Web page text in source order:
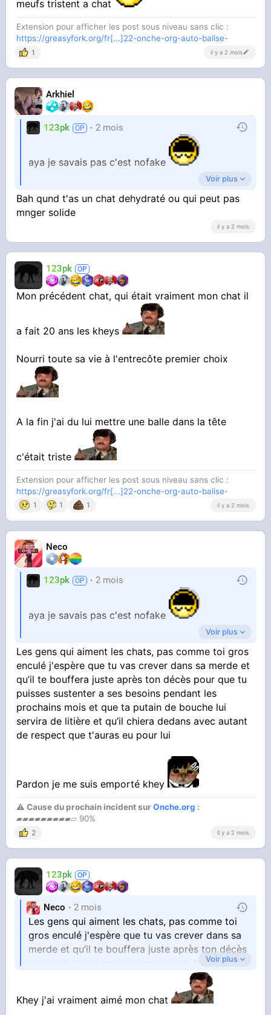
meufs tristent a chat
Extension pour afficher les post sous niveau sans clic :
https://greasyfork.org/fr[...]22-onche-org-auto-balise-
1 il y a 2 mois
Arkhiel
123pk 2 mois
aya je savais pas c'est nofake
Qui achète ça a part marine lepen et les vieilles
meufs tristent a chat
Voir plus
Bah qund t'as un chat dehydraté ou qui peut pas
mnger solide
il y a 2 mois
123pk
Mon précédent chat, qui était vraiment mon chat il
a fait 20 ans les kheys
Nourri toute sa vie à l'entrecôte premier choix
A la fin j'ai du lui mettre une balle dans la tête
c'était triste
Extension pour afficher les post sous niveau sans clic :
https://greasyfork.org/fr[...]22-onche-org-auto-balise-
1 1 1 il y a 2 mois
Neco
123pk 2 mois
aya je savais pas c'est nofake
Qui achète ça a part marine lepen et les vieilles
meufs tristent a chat
Voir plus
Les gens qui aiment les chats, pas comme toi gros
enculé j'espère que tu vas crever dans sa merde et
qu’il te bouffera juste après ton décès pour que tu
puisses sustenter a ses besoins pendant les
prochains mois et que ta putain de bouche lui
servira de litière et qu’il chiera dedans avec autant
de respect que t'auras eu pour lui
Pardon je me suis emporté khey
⚠ Cause du prochain incident surOnche.org :
▰▰▰▰▰▰▰▰▰▱ 90%
2 il y a 2 mois
123pk
Neco 2 mois
Les gens qui aiment les chats, pas comme toi
gros enculé j'espère que tu vas crever dans sa
merde et qu’il te bouffera juste après ton décès
pour que tu puisses sustenter a ses besoins
pendant les prochains mois et que ta putain de
bouche lui servira de litière et qu’il chiera
dedans avec autant de respect que t'auras eu
Voir plus
Khey j'ai vraiment aimé mon chat